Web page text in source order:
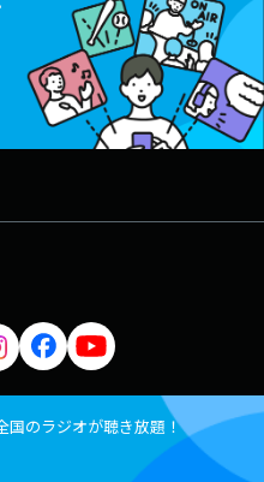
国のラジオが聴き放題！